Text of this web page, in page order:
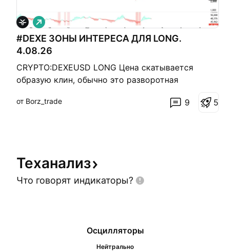
#DEXE ЗОНЫ ИНТЕРЕСА ДЛЯ LONG.
4.08.26
CRYPTO:DEXEUSD LONG Цена скатывается
образую клин, обычно это разворотная
уровни, но что бы расти выше, цене нужно
Д
л
и
н
н
а
я
от Borz_trade 9 5
Теханализ
Что говорят индикаторы?
Осцилляторы
Нейтрально